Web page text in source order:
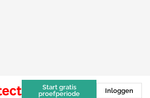
Start gratis
proefperiode
Inloggen